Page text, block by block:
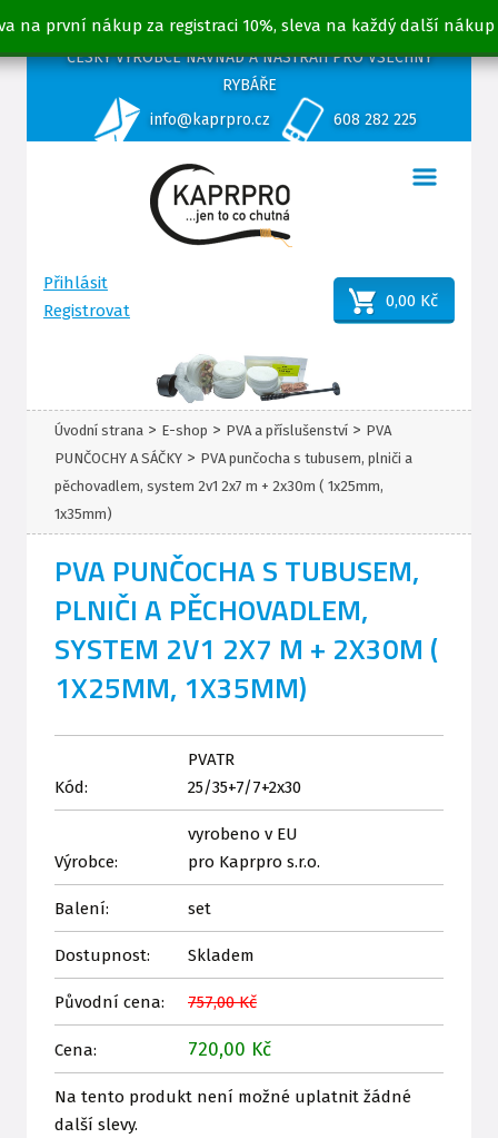
na první nákup za registraci 10%, sleva na každý další nákup
ČESKÝ VÝROBCE NÁVNAD A NÁSTRAH PRO VŠECHNY
RYBÁŘE
info@kaprpro.cz
608 282 225
Přihlásit
Registrovat
0,00 Kč
Úvodní strana > E-shop > PVA a příslušenství > PVA
PUNČOCHY A SÁČKY > PVA punčocha s tubusem, plniči a
pěchovadlem, system 2v1 2x7 m + 2x30m ( 1x25mm,
1x35mm)
PVA PUNČOCHA S TUBUSEM,
PLNIČI A PĚCHOVADLEM,
SYSTEM 2V1 2X7 M + 2X30M (
1X25MM, 1X35MM)
Kód:
PVATR
25/35+7/7+2x30
Výrobce:
vyrobeno v EU
pro Kaprpro s.r.o.
Balení: set
Dostupnost: Skladem
Původní cena: 757,00 Kč
Cena: 720,00 Kč
Na tento produkt není možné uplatnit žádné
další slevy.